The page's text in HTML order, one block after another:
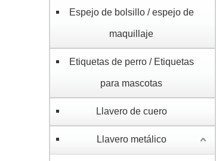
Espejo de bolsillo / espejo de
maquillaje
Etiquetas de perro / Etiquetas
para mascotas
Llavero de cuero
Llavero metálico